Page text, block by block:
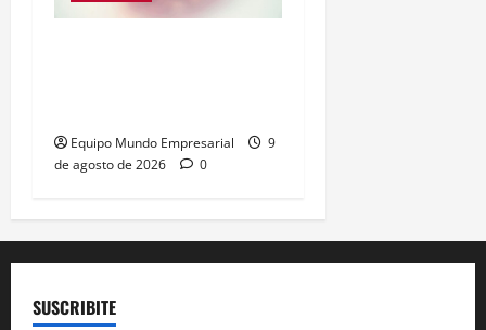
Equipo Mundo Empresarial
9
de agosto de 2026
0
SUSCRIBITE